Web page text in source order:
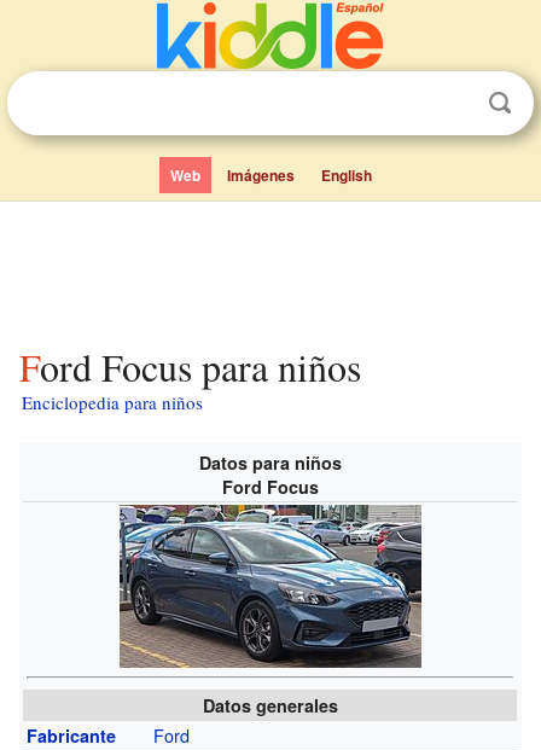
Web Imágenes English
Ford Focus para niños
Enciclopedia para niños
Datos para niños
Ford Focus
Datos generales
Fabricante
Ford